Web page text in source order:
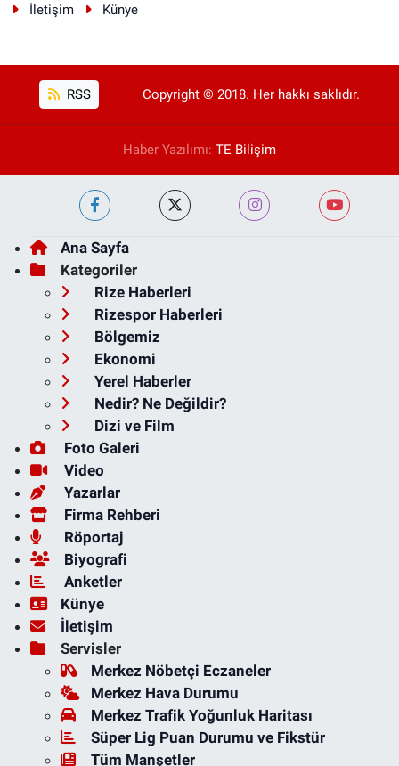
İletişim Künye
RSS Copyright © 2018. Her hakkı saklıdır.
Haber Yazılımı: TE Bilişim
Ana Sayfa
Kategoriler
Rize Haberleri
Rizespor Haberleri
Bölgemiz
Ekonomi
Yerel Haberler
Nedir? Ne Değildir?
Dizi ve Film
Foto Galeri
Video
Yazarlar
Firma Rehberi
Röportaj
Biyografi
Anketler
Künye
İletişim
Servisler
Merkez Nöbetçi Eczaneler
Merkez Hava Durumu
Merkez Trafik Yoğunluk Haritası
Süper Lig Puan Durumu ve Fikstür
Tüm Manşetler